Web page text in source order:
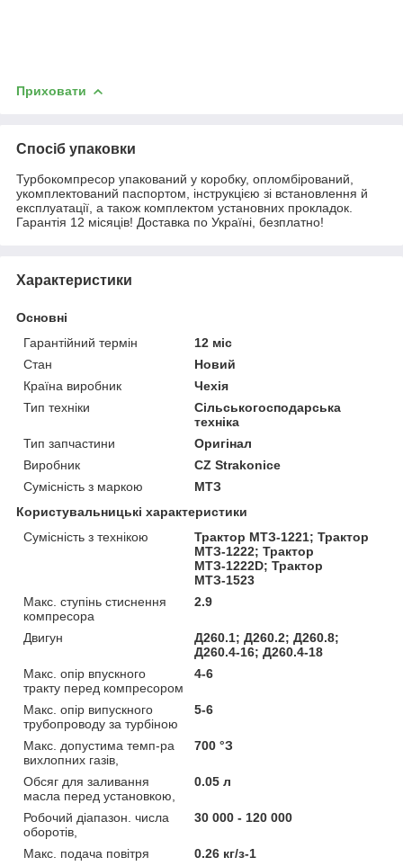
Приховати
Спосіб упаковки
Турбокомпресор упакований у коробку, опломбірований,
укомплектований паспортом, інструкцією зі встановлення й
експлуатації, а також комплектом установних прокладок.
Гарантія 12 місяців! Доставка по Україні, безплатно!
Характеристики
Основні
Гарантійний термін
12 міс
Стан
Новий
Країна виробник
Чехія
Тип техніки
Сільськогосподарська
техніка
Тип запчастини
Оригінал
Виробник
CZ Strakonice
Сумісність з маркою
МТЗ
Користувальницькі характеристики
Сумісність з технікою
Трактор МТЗ-1221; Трактор
МТЗ-1222; Трактор
МТЗ-1222D; Трактор
МТЗ-1523
Макс. ступінь стиснення
компресора
2.9
Двигун
Д260.1; Д260.2; Д260.8;
Д260.4-16; Д260.4-18
Макс. опір впускного
тракту перед компресором
4-6
Макс. опір випускного
трубопроводу за турбіною
5-6
Макс. допустима темп-ра
вихлопних газів,
700 °З
Обсяг для заливання
масла перед установкою,
0.05 л
Робочий діапазон. числа
оборотів,
30 000 - 120 000
Макс. подача повітря
0.26 кг/з-1